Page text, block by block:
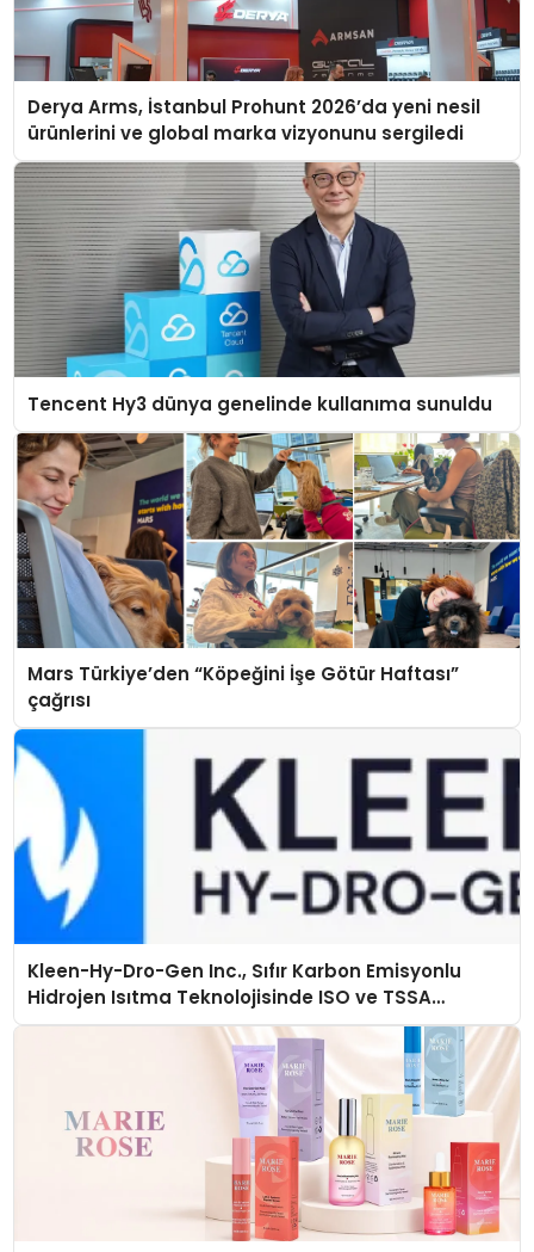
Derya Arms, İstanbul Prohunt 2026’da yeni nesil
ürünlerini ve global marka vizyonunu sergiledi
Tencent Hy3 dünya genelinde kullanıma sunuldu
Mars Türkiye’den “Köpeğini İşe Götür Haftası”
çağrısı
Kleen-Hy-Dro-Gen Inc., Sıfır Karbon Emisyonlu
Hidrojen Isıtma Teknolojisinde ISO ve TSSA
Düzenleyici Onaylarını Aldı